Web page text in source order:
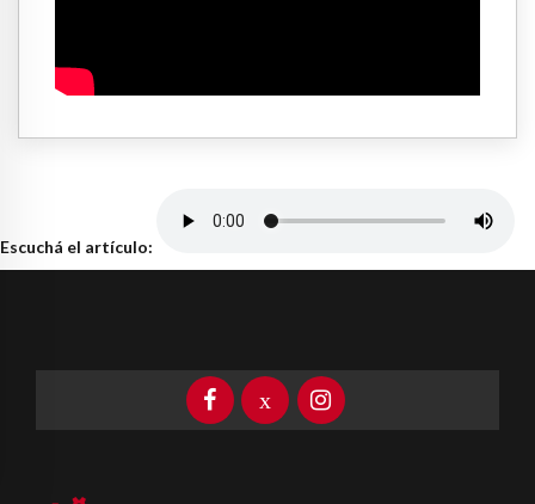
Escuchá el artículo: